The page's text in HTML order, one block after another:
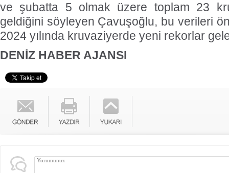
ve şubatta 5 olmak üzere toplam 23
geldiğini söyleyen Çavuşoğlu, bu verileri
2024 yılında kruvaziyerde yeni rekorlar
DENİZ HABER AJANSI